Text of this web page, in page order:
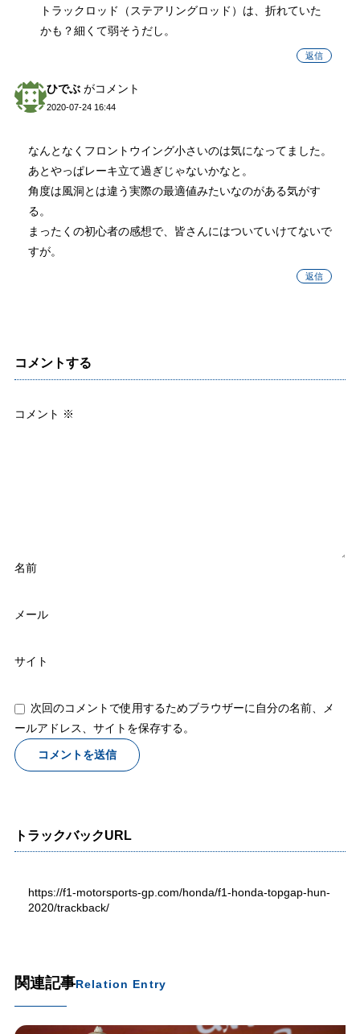
トラックロッド（ステアリングロッド）は、折れていた
かも？細くて弱そうだし。
返信
ひでぶ がコメント
2020-07-24 16:44
なんとなくフロントウイング小さいのは気になってました。
あとやっぱレーキ立て過ぎじゃないかなと。
角度は風洞とは違う実際の最適値みたいなのがある気がす
る。
まったくの初心者の感想で、皆さんにはついていけてないで
すが。
返信
コメントする
コメント ※
名前
メール
サイト
次回のコメントで使用するためブラウザーに自分の名前、メ
ールアドレス、サイトを保存する。
トラックバックURL
https://f1-motorsports-gp.com/honda/f1-honda-topgap-hun-
2020/trackback/
関連記事Relation Entry